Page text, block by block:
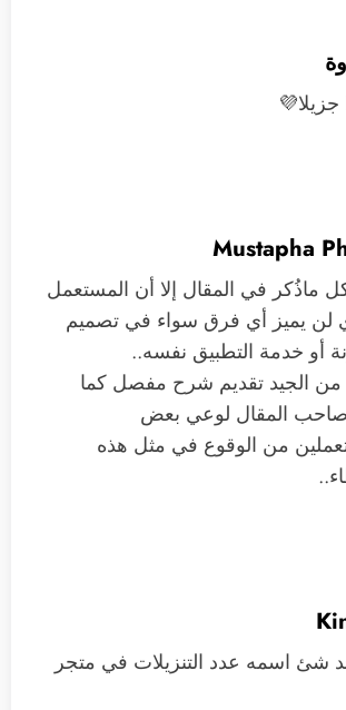
Mustapha
ماذُكر في المقال إلا أن المستعمل
لن يميز أي فرق سواء في تصميم
أو خدمة التطبيق نفسه..
الجيد تقديم شرح مفصل كما
المقال لوعي بعض
من الوقوع في مثل هذه
شئ اسمه عدد التنزيلات في متجر